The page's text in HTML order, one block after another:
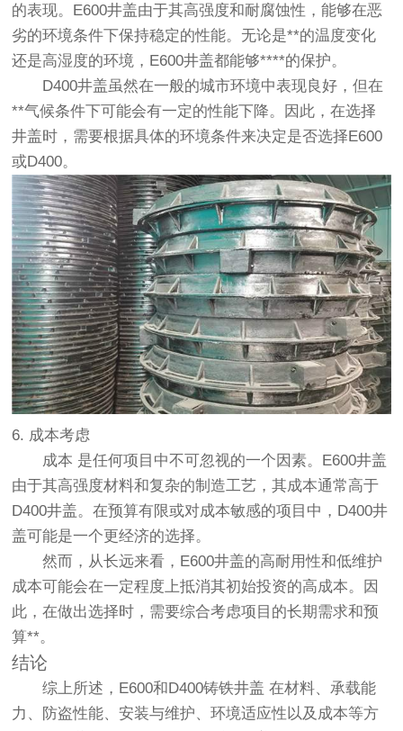
的表现。E600井盖由于其高强度和耐腐蚀性，能够在恶
劣的环境条件下保持稳定的性能。无论是**的温度变化
还是高湿度的环境，E600井盖都能够****的保护。
D400井盖虽然在一般的城市环境中表现良好，但在
**气候条件下可能会有一定的性能下降。因此，在选择
井盖时，需要根据具体的环境条件来决定是否选择E600
或D400。
6. 成本考虑
成本 是任何项目中不可忽视的一个因素。E600井盖
由于其高强度材料和复杂的制造工艺，其成本通常高于
D400井盖。在预算有限或对成本敏感的项目中，D400井
盖可能是一个更经济的选择。
然而，从长远来看，E600井盖的高耐用性和低维护
成本可能会在一定程度上抵消其初始投资的高成本。因
此，在做出选择时，需要综合考虑项目的长期需求和预
算**。
结论
综上所述， E600和D400铸铁井盖 在材料、承载能
力、防盗性能、安装与维护、环境适应性以及成本等方